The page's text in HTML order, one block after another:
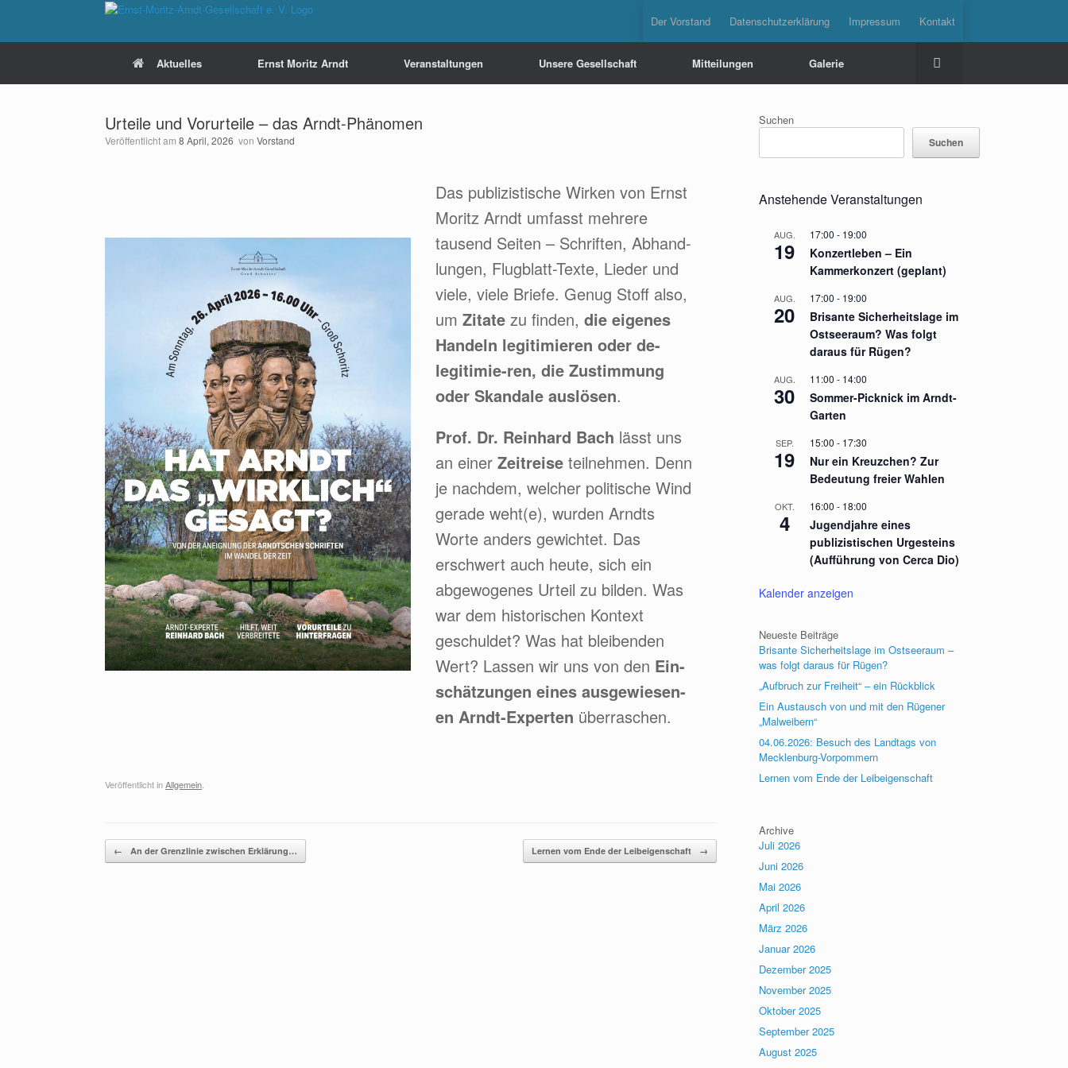
Der Vorstand Datenschutzerklärung Impressum Kontakt
Aktuelles Ernst Moritz Arndt Veranstaltungen Unsere Gesellschaft Mitteilungen Galerie
Urteile und Vorurteile – das Arndt-Phänomen
Veröffentlicht am 8 April, 2026 von Vorstand
Das publizistische Wirken von Ernst
Moritz Arndt umfasst mehrere
tausend Seiten – Schriften, Abhand-
lungen, Flugblatt-Texte, Lieder und
viele, viele Briefe. Genug Stoff also,
um Zitatezu finden, die eigenes
Handeln legitimieren oder de-
legitimie-ren, die Zustimmung
oder Skandale auslösen.
Prof. Dr. Reinhard Bach lässt uns
an einer Zeitreise teilnehmen. Denn
je nachdem, welcher politische Wind
gerade weht(e), wurden Arndts
Worte anders gewichtet. Das
erschwert auch heute, sich ein
abgewogenes Urteil zu bilden. Was
war dem historischen Kontext
geschuldet? Was hat bleibenden
Wert? Lassen wir uns von den Ein-
schätzungen eines ausgewiesen-
en Arndt-Experten überraschen.
Veröffentlicht inAllgemein
Beitragsnavigation
← An der Grenzlinie zwischen Erklärung… Lernen vom Ende der Leibeigenschaft →
Suchen
Suchen
Anstehende Veranstaltungen
AUG.
19
17:00 - 19:00
Konzertleben – Ein
Kammerkonzert (geplant)
AUG.
20
17:00 - 19:00
Brisante Sicherheitslage im
Ostseeraum? Was folgt
daraus für Rügen?
AUG.
30
11:00 - 14:00
Sommer-Picknick im Arndt-
Garten
SEP.
19
15:00 - 17:30
Nur ein Kreuzchen? Zur
Bedeutung freier Wahlen
OKT.
4
16:00 - 18:00
Jugendjahre eines
publizistischen Urgesteins
(Aufführung von Cerca Dio)
Kalender anzeigen
Neueste Beiträge
Brisante Sicherheitslage im Ostseeraum –
was folgt daraus für Rügen?
„Aufbruch zur Freiheit“ – ein Rückblick
Ein Austausch von und mit den Rügener
„Malweibern“
04.06.2026: Besuch des Landtags von
Mecklenburg-Vorpommern
Lernen vom Ende der Leibeigenschaft
Archive
Juli 2026
Juni 2026
Mai 2026
April 2026
März 2026
Januar 2026
Dezember 2025
November 2025
Oktober 2025
September 2025
August 2025